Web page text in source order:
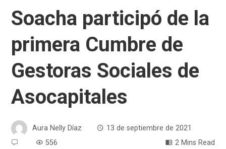
Soacha participó de la
primera Cumbre de
Gestoras Sociales de
Asocapitales
Aura Nelly Díaz
13 de septiembre de 2021
556
2 Mins Read